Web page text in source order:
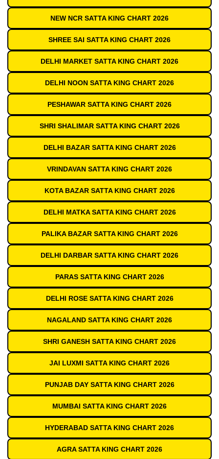
NEW NCR SATTA KING CHART 2026
SHREE SAI SATTA KING CHART 2026
DELHI MARKET SATTA KING CHART 2026
DELHI NOON SATTA KING CHART 2026
PESHAWAR SATTA KING CHART 2026
SHRI SHALIMAR SATTA KING CHART 2026
DELHI BAZAR SATTA KING CHART 2026
VRINDAVAN SATTA KING CHART 2026
KOTA BAZAR SATTA KING CHART 2026
DELHI MATKA SATTA KING CHART 2026
PALIKA BAZAR SATTA KING CHART 2026
DELHI DARBAR SATTA KING CHART 2026
PARAS SATTA KING CHART 2026
DELHI ROSE SATTA KING CHART 2026
NAGALAND SATTA KING CHART 2026
SHRI GANESH SATTA KING CHART 2026
JAI LUXMI SATTA KING CHART 2026
PUNJAB DAY SATTA KING CHART 2026
MUMBAI SATTA KING CHART 2026
HYDERABAD SATTA KING CHART 2026
AGRA SATTA KING CHART 2026